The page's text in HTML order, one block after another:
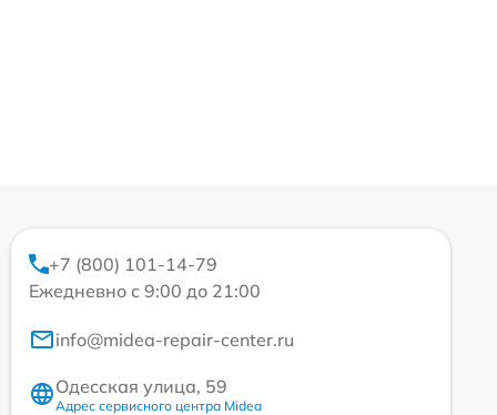
+7 (800) 101-14-79
Ежедневно с 9:00 до 21:00
info@midea-repair-center.ru
Одесская улица, 59
Адрес сервисного центра Midea